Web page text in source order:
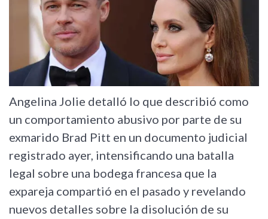
Angelina Jolie detalló lo que describió como
un comportamiento abusivo por parte de su
exmarido Brad Pitt en un documento judicial
registrado ayer, intensificando una batalla
legal sobre una bodega francesa que la
expareja compartió en el pasado y revelando
nuevos detalles sobre la disolución de su